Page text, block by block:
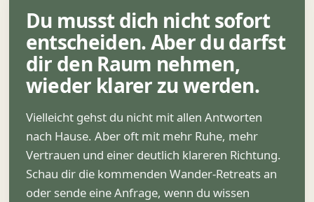
Du musst dich nicht sofort
entscheiden. Aber du darfst
dir den Raum nehmen,
wieder klarer zu werden.
Vielleicht gehst du nicht mit allen Antworten
nach Hause. Aber oft mit mehr Ruhe, mehr
Vertrauen und einer deutlich klareren Richtung.
Schau dir die kommenden Wander-Retreats an
oder sende eine Anfrage, wenn du wissen